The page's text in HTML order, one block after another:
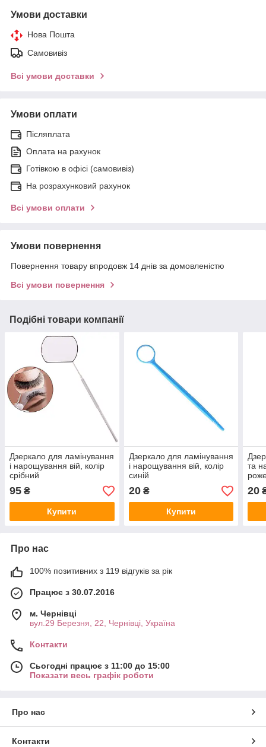
Умови доставки
Нова Пошта
Самовивіз
Всі умови доставки
Умови оплати
Післяплата
Оплата на рахунок
Готівкою в офісі (самовивіз)
На розрахунковий рахунок
Всі умови оплати
Умови повернення
Повернення товару впродовж 14 днів за домовленістю
Всі умови повернення
Подібні товари компанії
Дзеркало для ламінування
і нарощування вій, колір
срібний
95 ₴
Купити
Дзеркало для ламінування
і нарощування вій, колір
синій
20₴
Купити
та
20
Про нас
100% позитивних з 119 відгуків за рік
Працює з 30.07.2016
м. Чернівці
вул.29 Березня, 22, Чернівці, Україна
Контакти
Сьогодні працює з 11:00 до 15:00
Показати весь графік роботи
Про нас
Контакти